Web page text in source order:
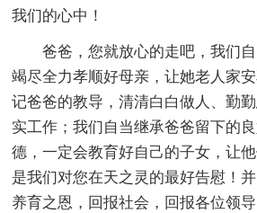
我们的心中！
爸爸，您就放心的走吧，我们
竭尽全力孝顺好母亲，让她老人家
记爸爸的教导，清清白白做人、勤
实工作；我们自当继承爸爸留下的
德，一定会教育好自己的子女，让
是我们对您在天之灵的最好告慰！
养育之恩，回报社会，回报各位领